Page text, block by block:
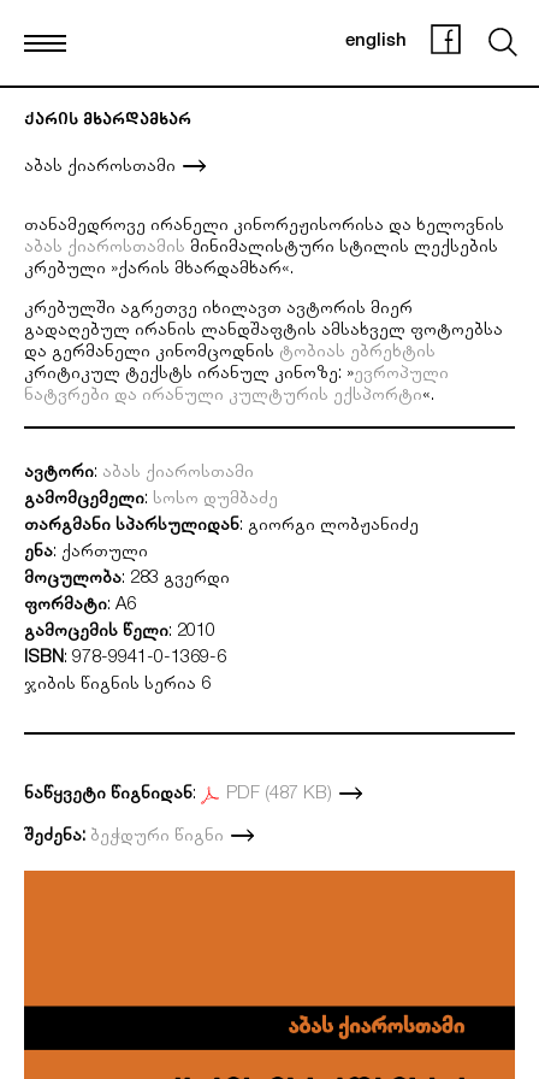
english
ქარის მხარდამხარ
აბას ქიაროსთამი
თანამედროვე ირანელი კინორეჟისორისა და ხელოვნის
აბას ქიაროსთამის მინიმალისტური სტილის ლექსების
კრებული »ქარის მხარდამხარ«.
კრებულში აგრეთვე იხილავთ ავტორის მიერ
გადაღებულ ირანის ლანდშაფტის ამსახველ ფოტოებსა
და გერმანელი კინომცოდნის ტობიას ებრეხტის
კრიტიკულ ტექსტს ირანულ კინოზე: »ევროპული
ნატვრები და ირანული კულტურის ექსპორტი«.
ავტორი: აბას ქიაროსთამი
გამომცემელი: სოსო დუმბაძე
თარგმანი სპარსულიდან: გიორგი ლობჟანიძე
ენა: ქართული
მოცულობა: 283 გვერდი
ფორმატი: A6
გამოცემის წელი: 2010
ISBN: 978-9941-0-1369-6
ჯიბის წიგნის სერია 6
ნაწყვეტი წიგნიდან: PDF (487 KB)
შეძენა: ბეჭდური წიგნი